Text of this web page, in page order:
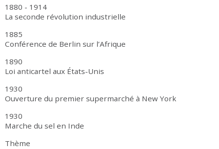
1880 - 1914
La seconde révolution industrielle
1885
Conférence de Berlin sur l’Afrique
1890
Loi anticartel aux États-Unis
1930
Ouverture du premier supermarché à New York
1930
Marche du sel en Inde
Thème